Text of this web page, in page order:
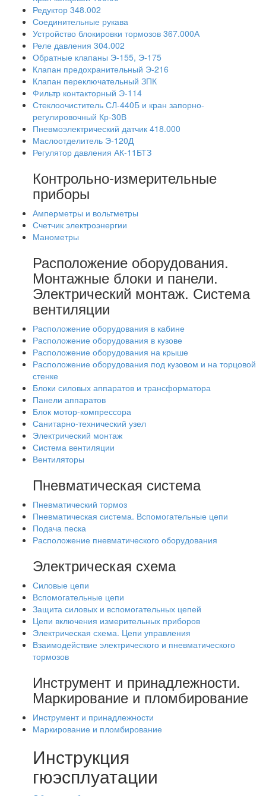
Редуктор 348.002
Соединительные рукава
Устройство блокировки тормозов 367.000А
Реле давления 304.002
Обратные клапаны Э-155, Э-175
Клапан предохранительный Э-216
Клапан переключательный ЗПК
Фильтр контакторный Э-114
Стеклоочиститель СЛ-440Б и кран запорно-
регулировочный Кр-30В
Пневмоэлектрический датчик 418.000
Маслоотделитель Э-120Д
Регулятор давления АК-11БТЗ
Контрольно-измерительные
приборы
Амперметры и вольтметры
Счетчик электроэнергии
Манометры
Расположение оборудования.
Монтажные блоки и панели.
Электрический монтаж. Система
вентиляции
Расположение оборудования в кабине
Расположение оборудования в кузове
Расположение оборудования на крыше
Расположение оборудования под кузовом и на торцовой
стенке
Блоки силовых аппаратов и трансформатора
Панели аппаратов
Блок мотор-компрессора
Санитарно-технический узел
Электрический монтаж
Система вентиляции
Вентиляторы
Пневматическая система
Пневматический тормоз
Пневматическая система. Вспомогательные цепи
Подача песка
Расположение пневматического оборудования
Электрическая схема
Силовые цепи
Вспомогательные цепи
Защита силовых и вспомогательных цепей
Цепи включения измерительных приборов
Электрическая схема. Цепи управления
Взаимодействие электрического и пневматического
тормозов
Инструмент и принадлежности.
Маркирование и пломбирование
Инструмент и принадлежности
Маркирование и пломбирование
Инструкция
гюэсплуатации